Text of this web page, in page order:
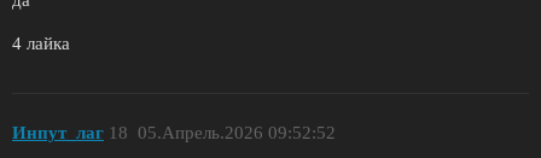
4 лайка
Инпут_лаг 05.Апрель.2026 09:52:52
18